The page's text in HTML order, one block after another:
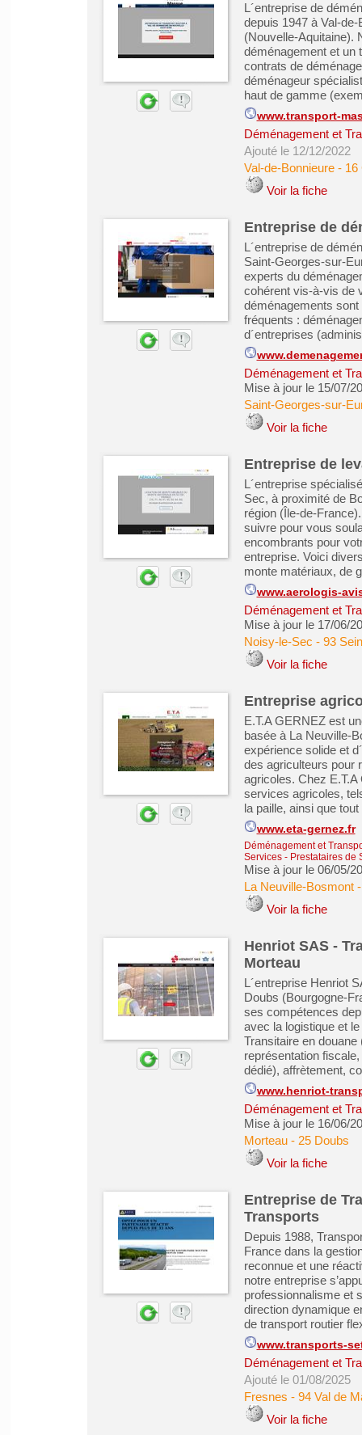
L´entreprise de
depuis 1947 à Val-
(Nouvelle-Aquitaine).
déménagement et un
contrats de
déménageur
haut de gamme
www.transport-
Déménagement et
Ajouté le 12/12/2022
Val-de-Bonnieure- 16
Voir la fiche
Entreprise de
L´entreprise de
Saint-Georges-sur-
experts du
cohérent vis-à-vis de
déménagements
fréquents :
d´entreprises
Déménagement et
Mise à jour le 15/07/
Saint-Georges-sur-
Voir la fiche
Entreprise de
L´entreprise
Sec, à proximité de
région (Île-de-
suivre pour vous
encombrants pour
entreprise. Voici
monte matériaux, de
www.aerologis-
Déménagement et
Mise à jour le 17/06/
Noisy-le-Sec - 93
Voir la fiche
Entreprise
E.T.A GERNEZ est
basée à La Neuville-
expérience solide et
des agriculteurs pour
agricoles. Chez
services agricoles,
la paille, ainsi que
www.eta-gernez.fr
Déménagement et
Services - Prestataires de
Mise à jour le 06/05/
La Neuville-Bosmont
Voir la fiche
Henriot SAS -
Morteau
L´entreprise Henriot
Doubs (Bourgogne-
ses compétences
avec la logistique et
Transitaire en
représentation
dédié), affrètement,
www.henriot-
Déménagement et
Mise à jour le 16/06/
Morteau- 25 Doubs
Voir la fiche
Entreprise de
Transports
Depuis 1988,
France dans la
reconnue et une
notre entreprise
professionnalisme et
direction dynamique
de transport routier
www.transports-
Déménagement et
Ajouté le 01/08/2025
Fresnes - 94 Val de
Voir la fiche